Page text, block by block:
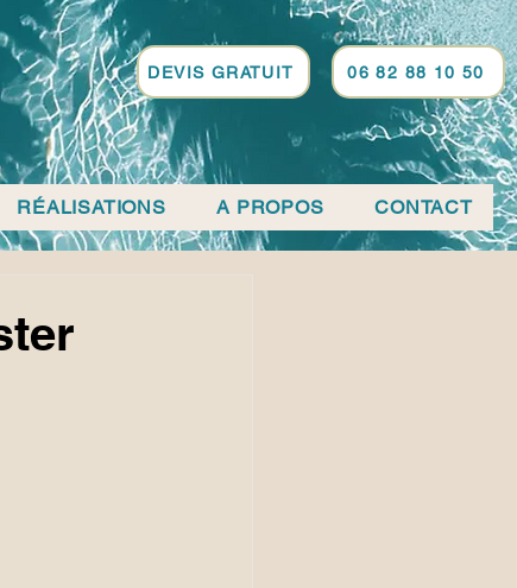
RÉALISATIONS A PROPOS CONTACT
DEVIS GRATUIT 06 82 88 10 50